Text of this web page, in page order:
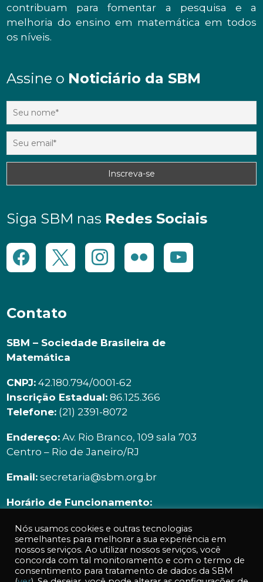
contribuam para fomentar a pesquisa e a
melhoria do ensino em matemática em todos
os níveis.
Assine o Noticiário da SBM
Siga SBM nas Redes Sociais
Contato
SBM – Sociedade Brasileira de
Matemática
CNPJ: 42.180.794/0001-62
Inscrição Estadual: 86.125.366
Telefone: (21) 2391-8072
Endereço: Av. Rio Branco, 109 sala 703
Centro – Rio de Janeiro/RJ
Email: secretaria@sbm.org.br
Horário de Funcionamento:
Nós usamos cookies e outras tecnologias
semelhantes para melhorar a sua experiência em
nossos serviços. Ao utilizar nossos serviços, você
concorda com tal monitoramento e com o termo de
consentimento para tratamento de dados da SBM